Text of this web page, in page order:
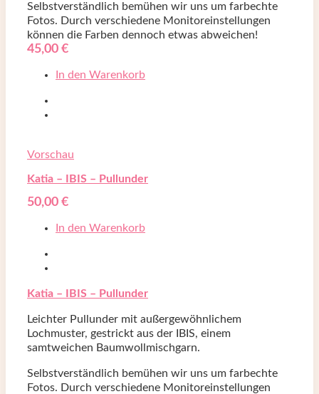
Selbstverständlich bemühen wir uns um farbechte
Fotos. Durch verschiedene Monitoreinstellungen
können die Farben dennoch etwas abweichen!
45,00 €
In den Warenkorb
Vorschau
Katia – IBIS – Pullunder
50,00 €
In den Warenkorb
Katia – IBIS – Pullunder
Leichter Pullunder mit außergewöhnlichem
Lochmuster, gestrickt aus der IBIS, einem
samtweichen Baumwollmischgarn.
Selbstverständlich bemühen wir uns um farbechte
Fotos. Durch verschiedene Monitoreinstellungen